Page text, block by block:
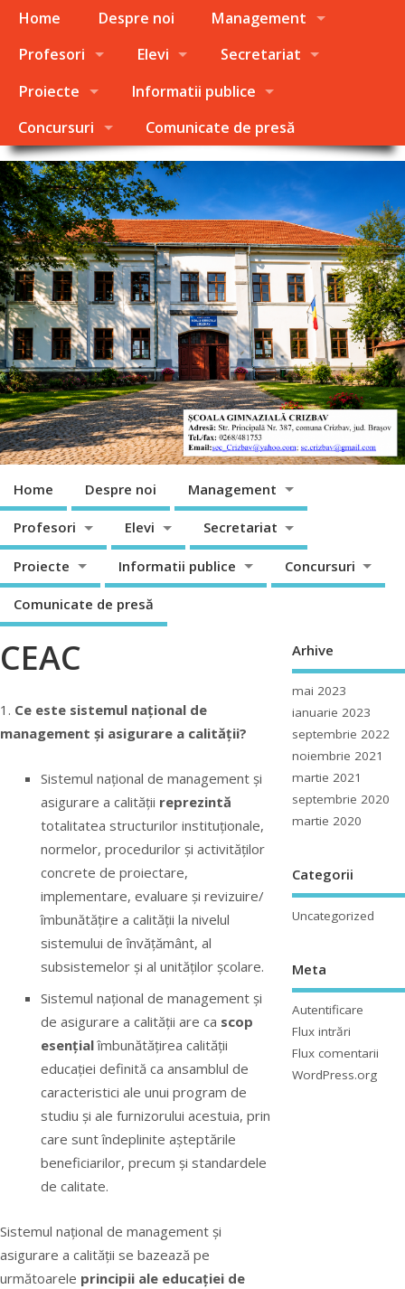
Home Despre noi
Management
Profesori
Elevi
Secretariat
Proiecte
Informatii publice
Concursuri
Comunicate de presă
Home Despre noi Management
Profesori Elevi Secretariat
Proiecte Informatii publice Concursuri
Comunicate de presă
CEAC
1. Ce este sistemul național de
management şi asigurare a calității?
Sistemul național de management şi
asigurare a calității reprezintă
totalitatea structurilor instituționale,
normelor, procedurilor şi activităților
concrete de proiectare,
implementare, evaluare şi revizuire/
îmbunătățire a calității la nivelul
sistemului de învățământ, al
subsistemelor şi al unităților şcolare.
Sistemul național de management şi
de asigurare a calității are ca scop
esențialîmbunătățirea calității
educației definită ca ansamblul de
caracteristici ale unui program de
studiu şi ale furnizorului acestuia, prin
care sunt îndeplinite aşteptările
beneficiarilor, precum şi standardele
de calitate.
Sistemul național de management şi
asigurare a calității se bazează pe
următoarele principii ale educației de
Arhive
mai 2023
ianuarie 2023
septembrie 2022
noiembrie 2021
martie 2021
septembrie 2020
martie 2020
Categorii
Uncategorized
Meta
Autentificare
Flux intrări
Flux comentarii
WordPress.org